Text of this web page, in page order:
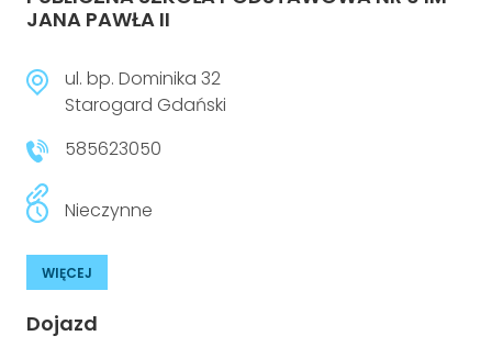
JANA PAWŁA II
ul. bp. Dominika 32
Starogard Gdański
585623050
Nieczynne
WIĘCEJ
Dojazd